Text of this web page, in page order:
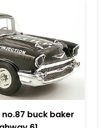
no.87 buck baker